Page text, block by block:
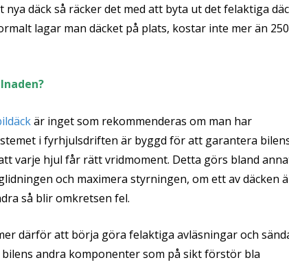
nya däck så räckerdet med att byta ut det felaktiga
lagar man däcket på plats, kostar inte mer än 250
är inget som rekommenderas om man har
i fyrhjulsdriften är byggd för att garantera
varje hjul får rätt vridmoment. Detta görs bland
och maximera styrningen, om ett av däcken
så blir omkretsen fel.
därför att börja göra felaktiga avläsningar och
andra komponenter som på sikt förstör bla